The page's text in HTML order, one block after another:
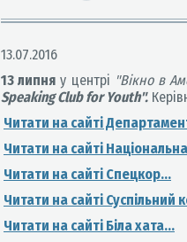
13.07.2016
13 липня у центрі "Вікно в
Speaking Club for Youth".
Читати на сайті
Читати на сайті
Читати на сайті Спецкор...
Читати на сайті Суспільний
Читати на сайті Біла хата...